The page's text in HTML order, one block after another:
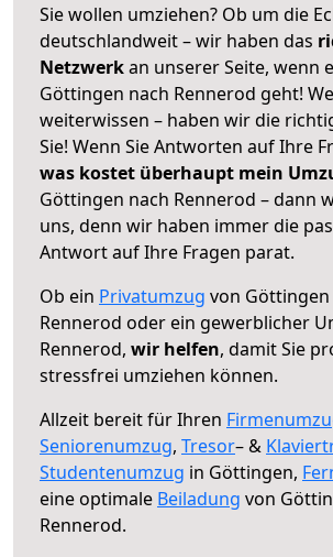
Sie wollen umziehen? Ob um die
deutschlandweit – wir haben das
Netzwerkan unserer Seite, wenn
Göttingen nach Rennerod geht!
weiterwissen – haben wir die
Sie! Wenn Sie Antworten auf Ihre
was kostet überhaupt mein
Göttingen nach Rennerod – dann
uns, denn wir haben immer die
Antwort auf Ihre Fragen parat.
Ob ein Privatumzug von Göttingen
Rennerod oder ein gewerblicher
Rennerod, wir helfen, damit Sie
stressfrei umziehen können.
Allzeit bereit für Ihren
Seniorenumzug, Tresor– &
Studentenumzug in Göttingen,
eine optimale Beiladung von
Rennerod.